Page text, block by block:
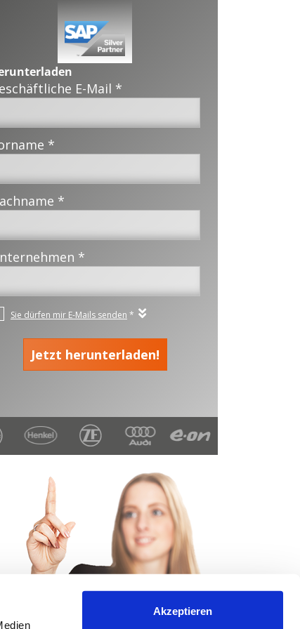
Akzeptieren